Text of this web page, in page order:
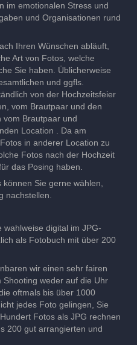
im emotionalen Stress und
und Organisationen rund
Ihren Wünschen abläuft,
Art von Fotos, welche
Sie haben. Üblicherweise
und ggfls.
von der Hochzeitsfeier
vom Brautpaar und den
vom Brautpaar und
Location . Da am
in anderer Location zu
Fotos nach der Hochzeit
das Posing haben.
Sie gerne wählen,
nachstellen.
digital im JPG-
als Fotobuch mit über 200
wir einen sehr fairen
Shooting weder auf die Uhr
oftmals bis über 1000
jedes Foto gelingen, Sie
Fotos als JPG rechnen
200 gut arrangierten und